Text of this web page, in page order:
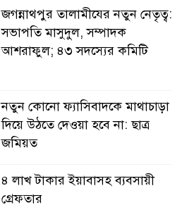
জগন্নাথপুর তালামীযের নতুন নেতৃত্ব:
সভাপতি মাসুদুল, সম্পাদক
আশরাফুল; ৪৩ সদস্যের কমিটি
নতুন কোনো ফ্যাসিবাদকে মাথাচাড়া
দিয়ে উঠতে দেওয়া হবে না: ছাত্র
জমিয়ত
৪ লাখ টাকার ইয়াবাসহ ব্যবসায়ী
গ্রেফতার